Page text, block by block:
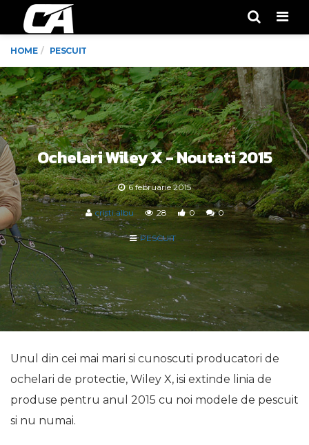
HOME PESCUIT
Ochelari Wiley X - Noutati 2015
6 februarie 2015
cristi.albu 28 0 0
PESCUIT
Unul din cei mai mari si cunoscuti producatori de
ochelari de protectie, Wiley X, isi extinde linia de
produse pentru anul 2015 cu noi modele de pescuit
si nu numai.